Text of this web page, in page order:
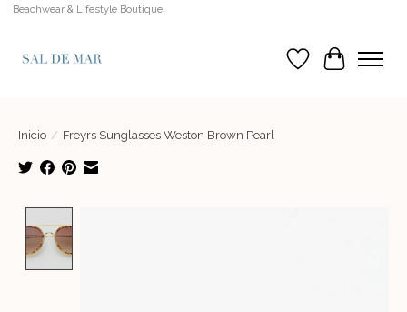
Beachwear & Lifestyle Boutique
Lista de deseos
Cesta
Inicio / Freyrs Sunglasses Weston Brown Pearl